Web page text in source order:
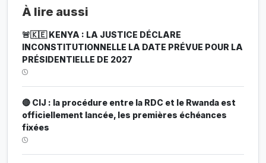
À lire aussi
🚨🇰🇪 KENYA : LA JUSTICE DÉCLARE
INCONSTITUTIONNELLE LA DATE PRÉVUE POUR LA
PRÉSIDENTIELLE DE 2027
🔴 CIJ : la procédure entre la RDC et le Rwanda est
officiellement lancée, les premières échéances
fixées